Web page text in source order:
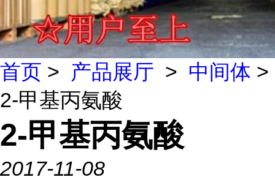
首页 > 产品展厅 > 中间体 >
2-甲基丙氨酸
2-甲基丙氨酸
2017-11-08